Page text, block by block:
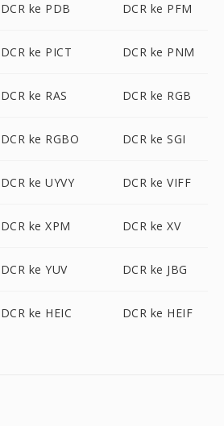
DCR ke PDB DCR ke PFM
DCR ke PICT DCR ke PNM
DCR ke RAS DCR ke RGB
DCR ke RGBO DCR ke SGI
DCR ke UYVY DCR ke VIFF
DCR ke XPM DCR ke XV
DCR ke YUV DCR ke JBG
DCR ke HEIC DCR ke HEIF